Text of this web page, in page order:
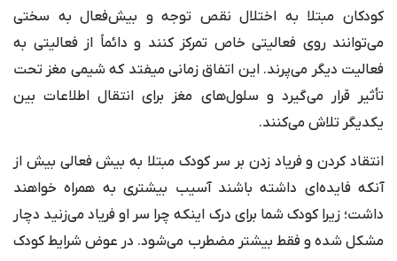
کودکان مبتلا به اختلال نقص توجه و بیش‌فعال به سختی
می‌توانند روی فعالیتی خاص تمرکز کنند و دائماً از فعالیتی به
فعالیت دیگر می‌پرند. این اتفاق زمانی میفتد که شیمی مغز تحت
تأثیر قرار می‌گیرد و سلول‌های مغز برای انتقال اطلاعات بین
یکدیگر تلاش می‌کنند.
انتقاد کردن و فریاد زدن بر سر کودک مبتلا به بیش فعالی بیش از
آنکه فایده‌ای داشته باشند آسیب بیشتری به همراه خواهند
داشت؛ زیرا کودک شما برای درک اینکه چرا سر او فریاد می‌زنید دچار
مشکل شده و فقط بیشتر مضطرب می‌شود. در عوض شرایط کودک